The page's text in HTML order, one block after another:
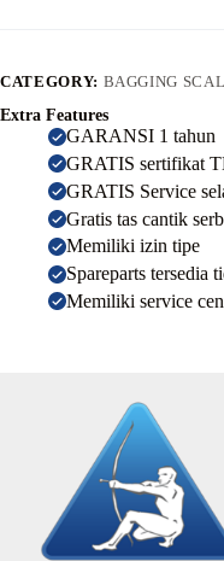
CATEGORY: BAGGING
Extra Features
GARANSI 1 tahun
GRATIS sertifikat
GRATIS Service
Gratis tas cantik
Memiliki izin tipe
Spareparts tersedia
Memiliki service